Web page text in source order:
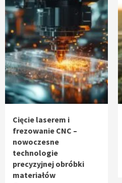
Cięcie laserem i
frezowanie CNC –
nowoczesne
technologie
precyzyjnej obróbki
materiałów